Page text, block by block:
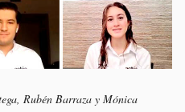
Rubén Barraza y Mónica